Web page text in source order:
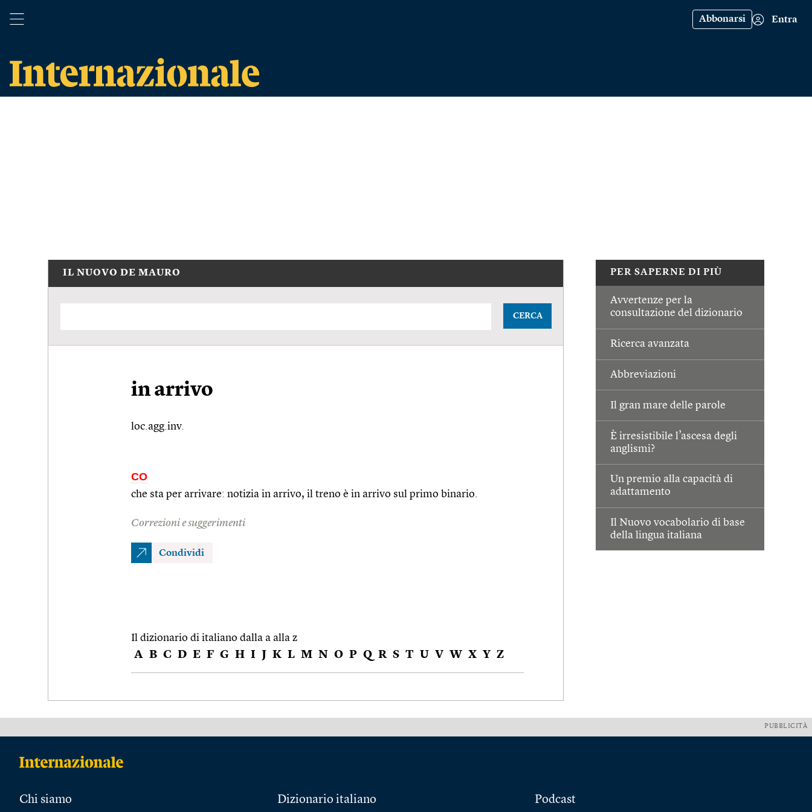
Abbonarsi Entra
PER SAPERNE DI PIÙ
Avvertenze per la
consultazione del dizionario
Ricerca avanzata
Abbreviazioni
Il gran mare delle parole
È irresistibile l’ascesa degli
anglismi?
Un premio alla capacità di
adattamento
Il Nuovo vocabolario di base
della lingua italiana
IL NUOVO DE MAURO
CERCA
in arrivo
loc.agg.inv.
CO
che sta per arrivare: notizia in arrivo, il treno è in arrivo sul primo binario.
Correzioni e suggerimenti
Condividi
Il dizionario di italiano dalla a alla z
A B C D E F G H I J K L M N O P Q R S T U V W X Y Z
PUBBLICITÀ
Chi siamo Dizionario italiano Podcast